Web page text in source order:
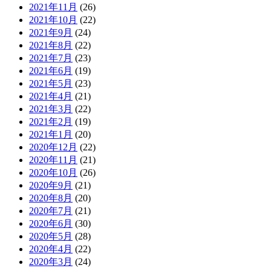
2021年11月 (26)
2021年10月 (22)
2021年9月 (24)
2021年8月 (22)
2021年7月 (23)
2021年6月 (19)
2021年5月 (23)
2021年4月 (21)
2021年3月 (22)
2021年2月 (19)
2021年1月 (20)
2020年12月 (22)
2020年11月 (21)
2020年10月 (26)
2020年9月 (21)
2020年8月 (20)
2020年7月 (21)
2020年6月 (30)
2020年5月 (28)
2020年4月 (22)
2020年3月 (24)